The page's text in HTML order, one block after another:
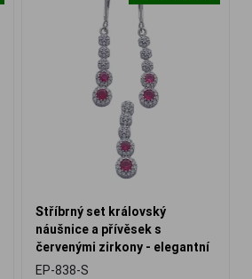
Stříbrný set královský
náušnice a přívěsek s
červenými zirkony - elegantní
design
EP-838-S